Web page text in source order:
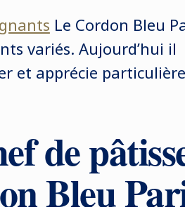
Le Cordon Bleu
variés. Aujourd’hui il
et apprécie
de
Bleu